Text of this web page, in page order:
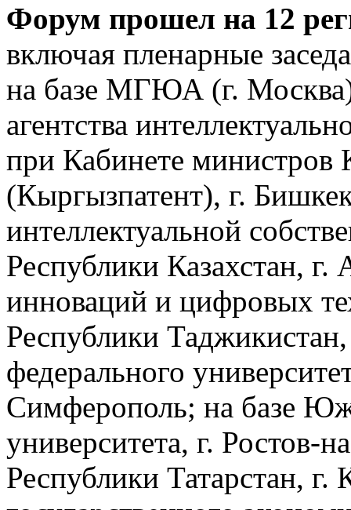
Форум прошел на 12
включая пленарные
на базе МГЮА (г.
агентства
при Кабинете министров
(Кыргызпатент), г.
интеллектуальной
Республики Казахстан, г.
инноваций и цифровых
Республики
федерального
Симферополь; на базе
университета, г. Ростов-
Республики Татарстан, г.